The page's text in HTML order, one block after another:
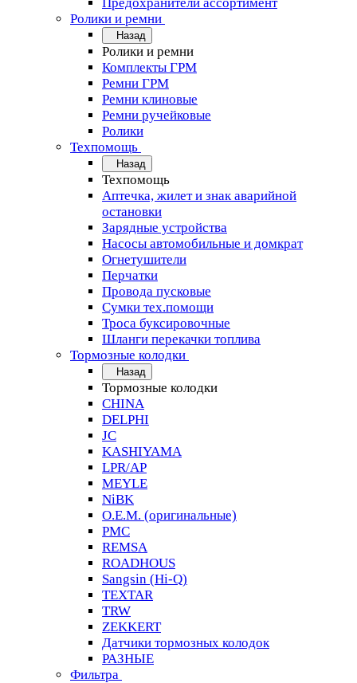
Ролики и ремни
Назад
Ролики и ремни
Комплекты ГРМ
Ремни ГРМ
Ремни клиновые
Ремни ручейковые
Ролики
Техпомощь
Назад
Техпомощь
Аптечка, жилет и знак аварийной
остановки
Зарядные устройства
Насосы автомобильные и домкрат
Огнетушители
Перчатки
Провода пусковые
Сумки тех.помощи
Троса буксировочные
Шланги перекачки топлива
Тормозные колодки
Назад
Тормозные колодки
CHINA
DELPHI
JC
KASHIYAMA
LPR/AP
MEYLE
NiBK
O.E.M. (оригинальные)
PMC
REMSA
ROADHOUS
Sangsin (Hi-Q)
TEXTAR
TRW
ZEKKERT
Датчики тормозных колодок
РАЗНЫЕ
Фильтра